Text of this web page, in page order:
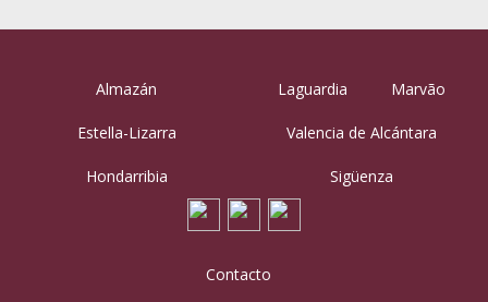
Almazán
Estella-Lizarra
Hondarribia
Laguardia Marvão
Valencia de Alcántara
Sigüenza
Contacto